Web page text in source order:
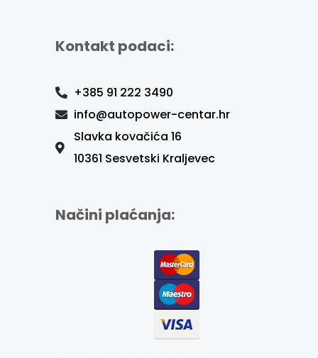
Kontakt podaci:
+385 91 222 3490
info@autopower-centar.hr
Slavka kovačića 16
10361 Sesvetski Kraljevec
Načini plaćanja: